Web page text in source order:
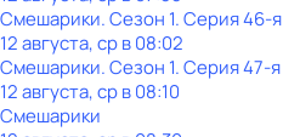
Смешарики. Сезон 1. Серия 46-я
12 августа, ср в 08:02
Смешарики. Сезон 1. Серия 47-я
12 августа, ср в 08:10
Смешарики